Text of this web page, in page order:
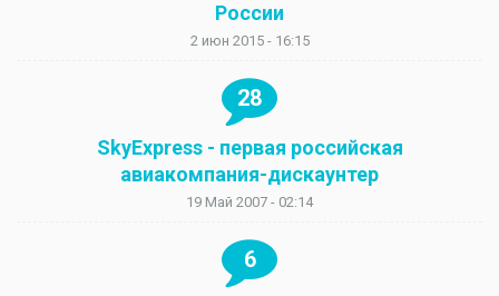
России
2 июн 2015 - 16:15
28
SkyExpress - первая российская
авиакомпания-дискаунтер
19 Май 2007 - 02:14
6